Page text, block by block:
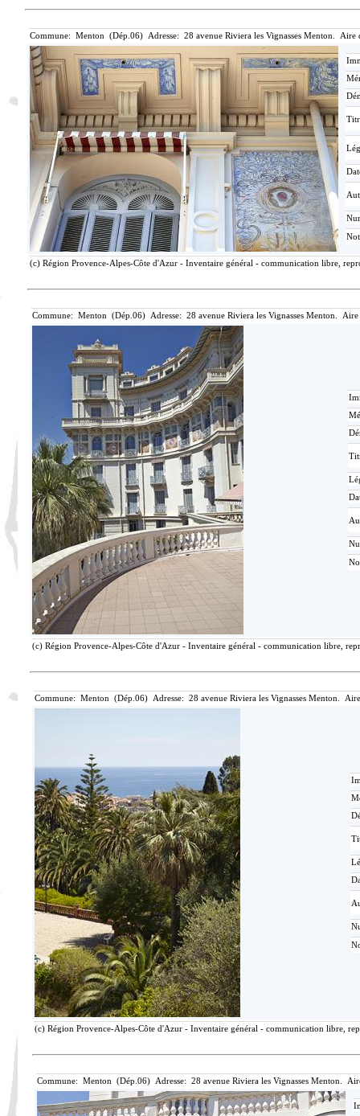
Commune: Menton (Dép.06) Adresse: 28 avenue Riviera les Vignasses Menton.
(c) Région Provence-Alpes-Côte d'Azur - Inventaire général - communication libre,
Commune: Menton (Dép.06) Adresse: 28 avenue Riviera les Vignasses Menton.
(c) Région Provence-Alpes-Côte d'Azur - Inventaire général - communication libre,
Commune: Menton (Dép.06) Adresse: 28 avenue Riviera les Vignasses Menton.
(c) Région Provence-Alpes-Côte d'Azur - Inventaire général - communication libre,
Commune: Menton (Dép.06) Adresse: 28 avenue Riviera les Vignasses Menton.